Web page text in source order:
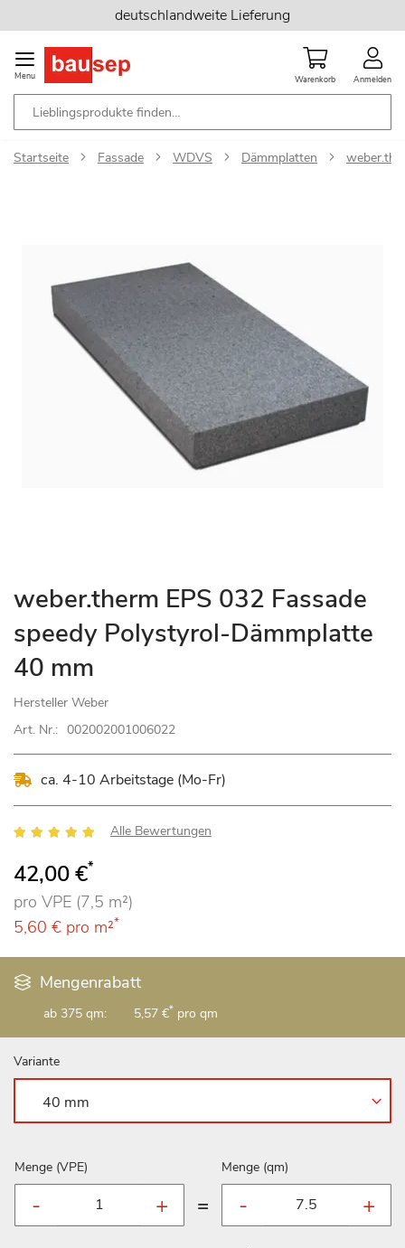
Inhalt
springen
deutschlandweite Lieferung
Menu Warenkorb Anmelden
Startseite Fassade WDVS Dämmplatten
Zum
Anfang
der
Bildgalerie
springen
weber.therm EPS 032 Fassade
speedy Polystyrol-Dämmplatte
40 mm
Hersteller Weber
Art. Nr.: 002002001006022
ca. 4-10 Arbeitstage (Mo-Fr)
Bewertung: Alle Bewertungen
42,00 €*
pro VPE (7,5 m²)
5,60 € pro m²*
Mengenrabatt
ab 375 qm: 5,57 €* pro qm
Variante
Menge (VPE)
=
Menge (qm)